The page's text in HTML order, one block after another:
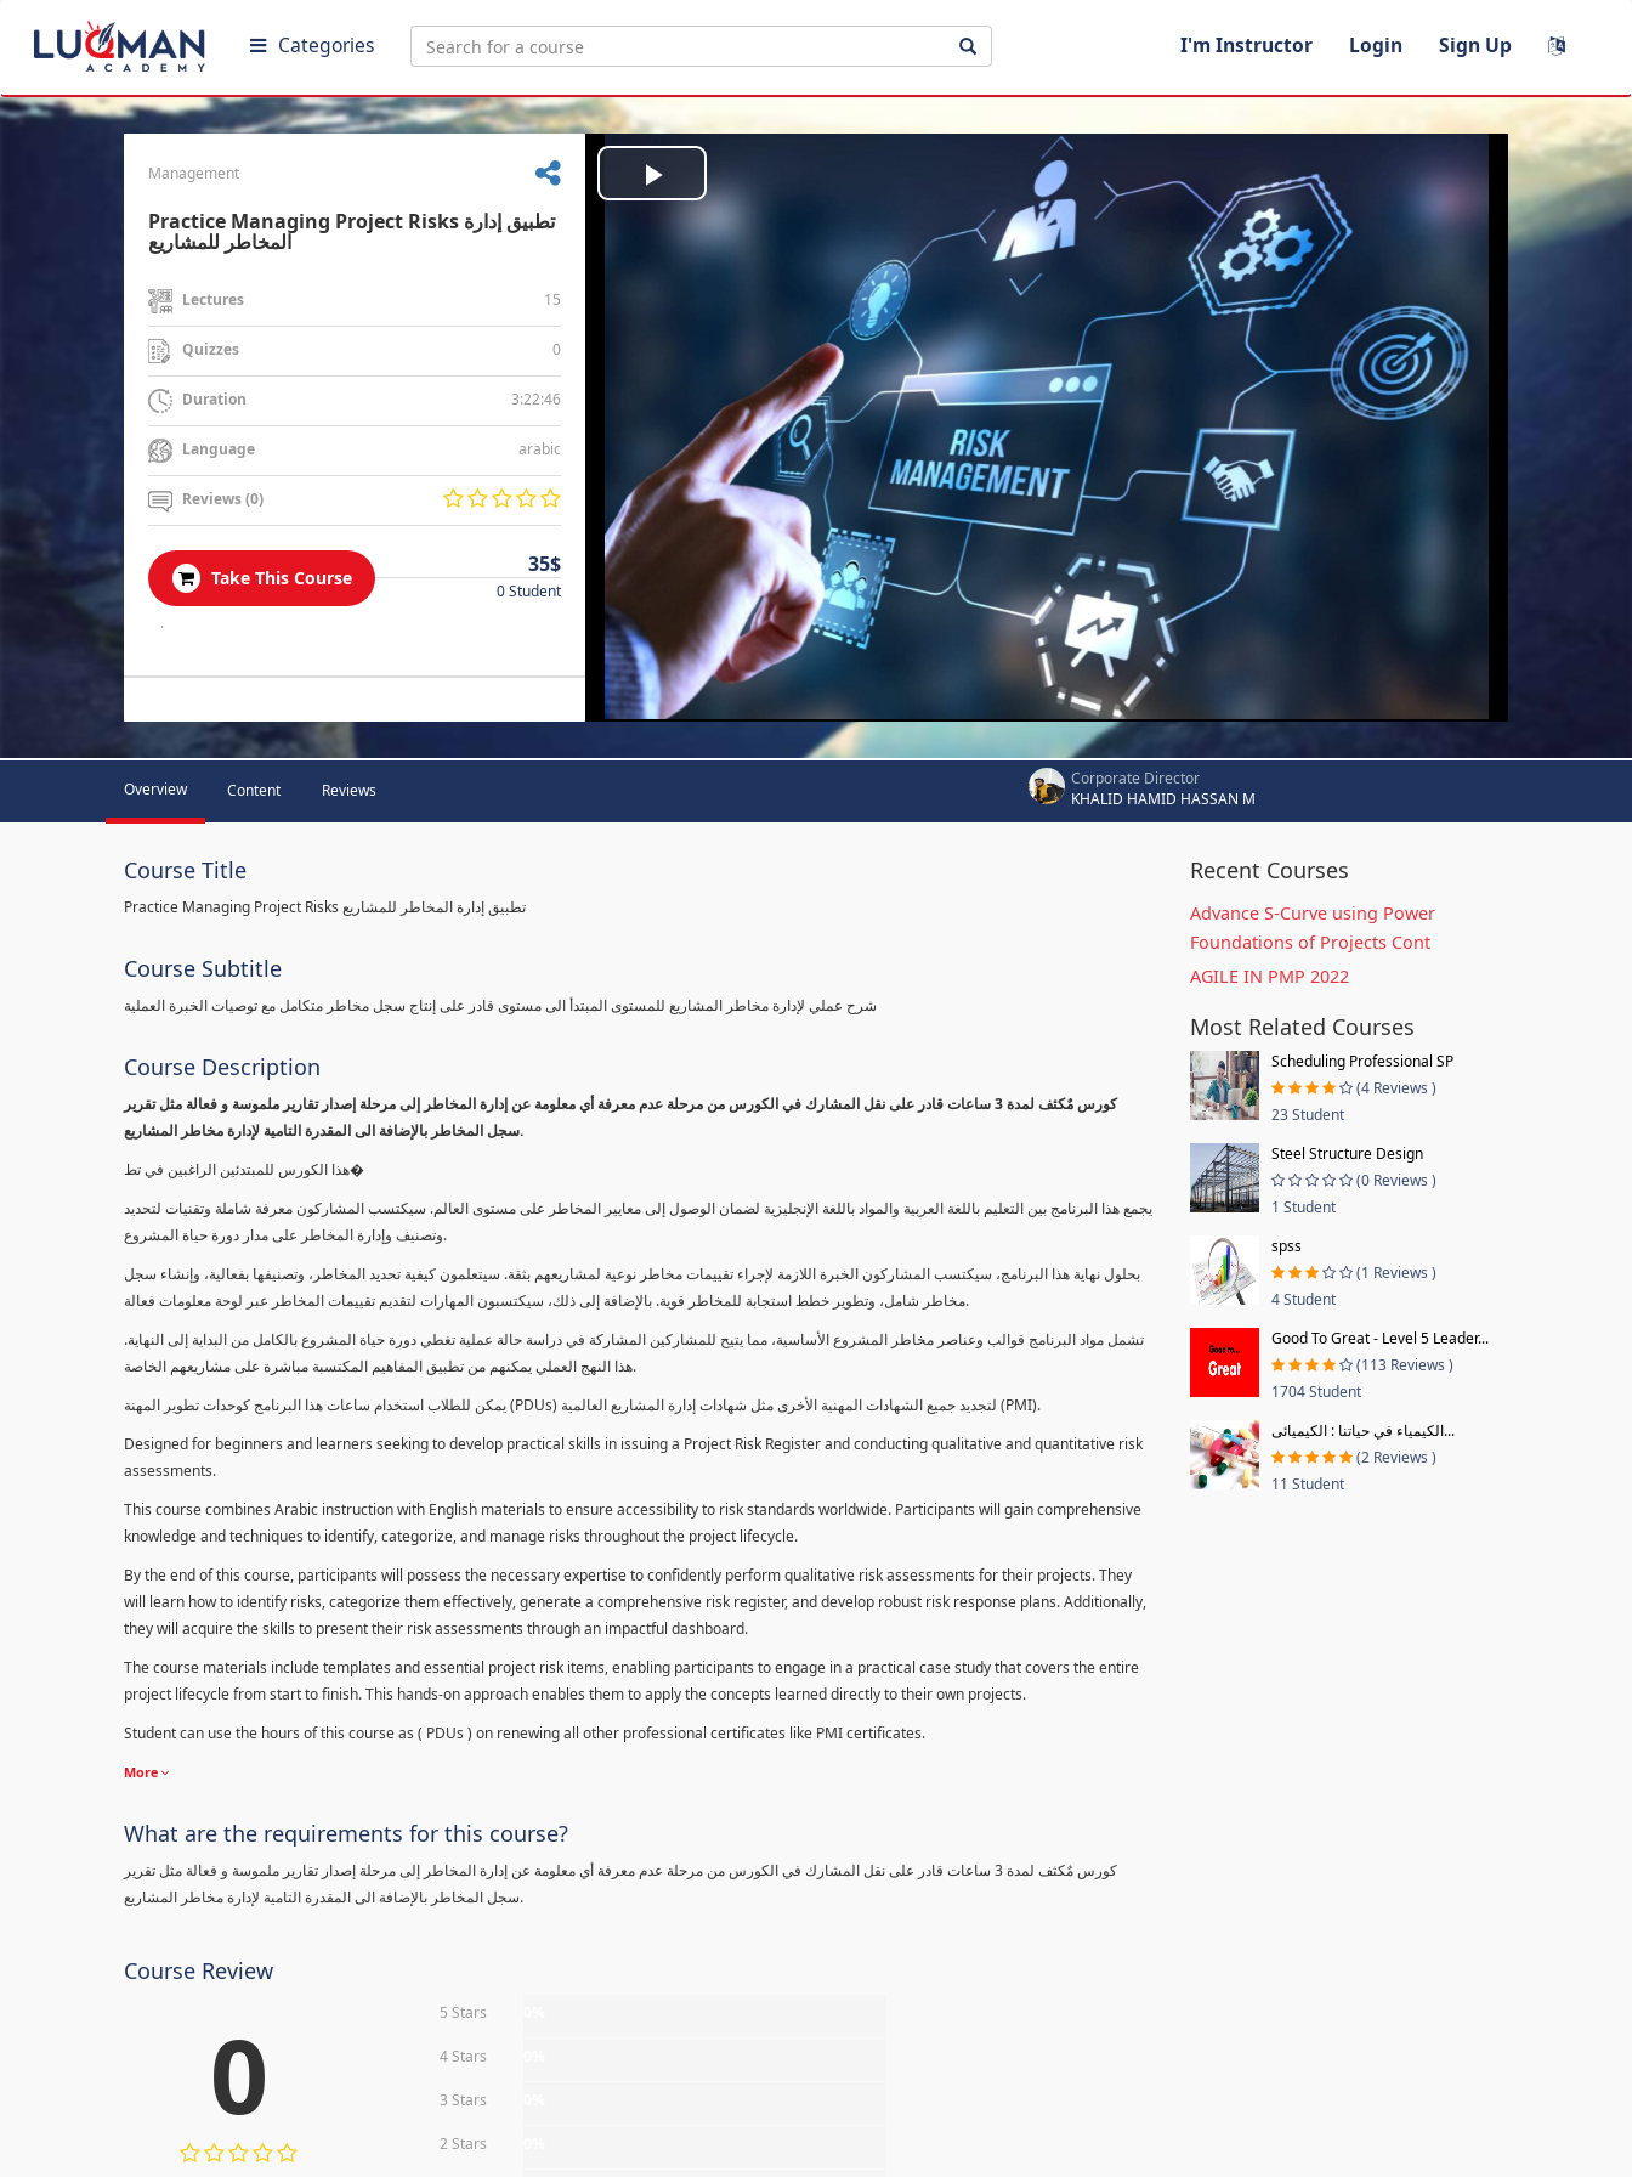
Categories I'm Instructor Login Sign Up
Management
Practice Managing Project Risks تطبيق إدارة
المخاطر للمشاريع
Lectures 15
Quizzes 0
Duration 3:22:46
Language arabic
Reviews (0)
Take This Course
35$
0 Student
.
Play
Video
Overview Content Reviews
Corporate Director
KHALID HAMID HASSAN M
Course Title
Practice Managing Project Risks تطبيق إدارة المخاطر للمشاريع
Course Subtitle
شرح عملي لإدارة مخاطر المشاريع للمستوى المبتدأ الى مستوى قادر على إنتاج سجل مخاطر متكامل مع توصيات الخبرة العملية
Course Description
كورس مٌكثف لمدة 3 ساعات قادر على نقل المشارك في الكورس من مرحلة عدم معرفة أي معلومة عن إدارة المخاطر إلى مرحلة إصدار تقارير ملموسة و فعالة مثل تقرير
سجل المخاطر بالإضافة الى المقدرة التامية لإدارة مخاطر المشاريع.
هذا الكورس للمبتدئين الراغبين في تط�
يجمع هذا البرنامج بين التعليم باللغة العربية والمواد باللغة الإنجليزية لضمان الوصول إلى معايير المخاطر على مستوى العالم. سيكتسب المشاركون معرفة شاملة وتقنيات لتحديد
وتصنيف وإدارة المخاطر على مدار دورة حياة المشروع.
بحلول نهاية هذا البرنامج، سيكتسب المشاركون الخبرة اللازمة لإجراء تقييمات مخاطر نوعية لمشاريعهم بثقة. سيتعلمون كيفية تحديد المخاطر، وتصنيفها بفعالية، وإنشاء سجل
مخاطر شامل، وتطوير خطط استجابة للمخاطر قوية. بالإضافة إلى ذلك، سيكتسبون المهارات لتقديم تقييمات المخاطر عبر لوحة معلومات فعالة.
تشمل مواد البرنامج قوالب وعناصر مخاطر المشروع الأساسية، مما يتيح للمشاركين المشاركة في دراسة حالة عملية تغطي دورة حياة المشروع بالكامل من البداية إلى النهاية.
هذا النهج العملي يمكنهم من تطبيق المفاهيم المكتسبة مباشرة على مشاريعهم الخاصة.
يمكن للطلاب استخدام ساعات هذا البرنامج كوحدات تطوير المهنة (PDUs) لتجديد جميع الشهادات المهنية الأخرى مثل شهادات إدارة المشاريع العالمية (PMI).
Designed for beginners and learners seeking to develop practical skills in issuing a Project Risk Register and conducting qualitative and quantitative risk
assessments.
This course combines Arabic instruction with English materials to ensure accessibility to risk standards worldwide. Participants will gain comprehensive
knowledge and techniques to identify, categorize, and manage risks throughout the project lifecycle.
By the end of this course, participants will possess the necessary expertise to confidently perform qualitative risk assessments for their projects. They
will learn how to identify risks, categorize them effectively, generate a comprehensive risk register, and develop robust risk response plans. Additionally,
they will acquire the skills to present their risk assessments through an impactful dashboard.
The course materials include templates and essential project risk items, enabling participants to engage in a practical case study that covers the entire
project lifecycle from start to finish. This hands-on approach enables them to apply the concepts learned directly to their own projects.
Student can use the hours of this course as ( PDUs ) on renewing all other professional certificates like PMI certificates.
More
What are the requirements for this course?
كورس مٌكثف لمدة 3 ساعات قادر على نقل المشارك في الكورس من مرحلة عدم معرفة أي معلومة عن إدارة المخاطر إلى مرحلة إصدار تقارير ملموسة و فعالة مثل تقرير
سجل المخاطر بالإضافة الى المقدرة التامية لإدارة مخاطر المشاريع.
Course Review
0 5 Stars
4 Stars
3 Stars
2 Stars
Recent Courses
Advance S-Curve using Power
Foundations of Projects Cont
AGILE IN PMP 2022
Most Related Courses
Scheduling Professional SP
(4 Reviews )
23 Student
Steel Structure Design
(0 Reviews )
1 Student
spss
(1 Reviews )
4 Student
Good To Great - Level 5 Leader...
(113 Reviews )
1704 Student
الكيمياء في حياتنا : الكيميائى...
(2 Reviews )
11 Student